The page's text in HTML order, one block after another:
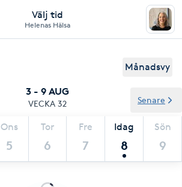
Välj tid
Helenas Hälsa
Månadsvy
3 - 9 AUG
VECKA 32
Ons
5
Tor
6
Fre
7
Idag
8
Sön
9
Senare